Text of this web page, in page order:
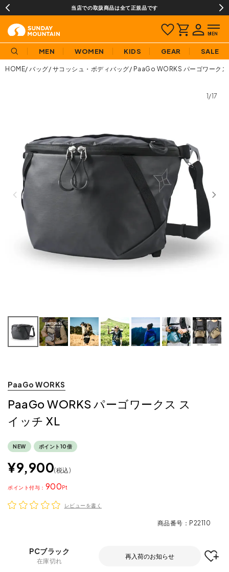
当店での取扱商品は全て正規品です
MEN WOMEN KIDS GEAR SALE
HOME バッグ サコッシュ・ボディバッグ PaaGo WORKS パーゴワークス
1/17
PaaGo WORKS
PaaGo WORKS パーゴワークス ス
イッチ XL
NEW ポイント10倍
¥9,900 税込
900
ポイント
レビューを書く
商品番号 P22110
PCブラック
在庫切れ
再入荷のお知らせ